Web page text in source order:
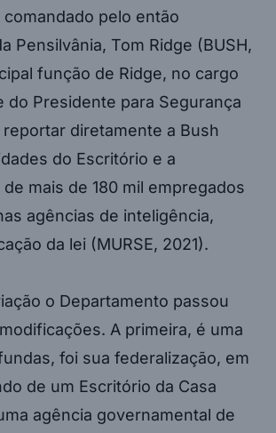
comandado pelo então
Pensilvânia, Tom Ridge (BUSH,
função de Ridge, no cargo
do Presidente para Segurança
reportar diretamente a Bush
do Escritório e a
mais de 180 mil empregados
agências de inteligência,
da lei (MURSE, 2021).
o Departamento passou
A primeira, é uma
foi sua federalização, em
de um Escritório da Casa
agência governamental de